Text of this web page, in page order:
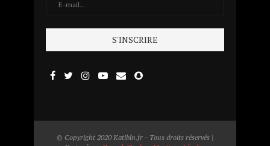
© Copyright 2020 Katibîn.fr - Tous droits réservés |